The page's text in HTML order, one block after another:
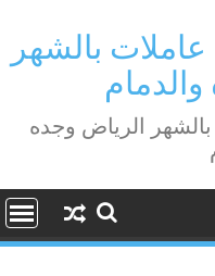
ارقام عاملات بالشهر
بالشهر الرياض وجده